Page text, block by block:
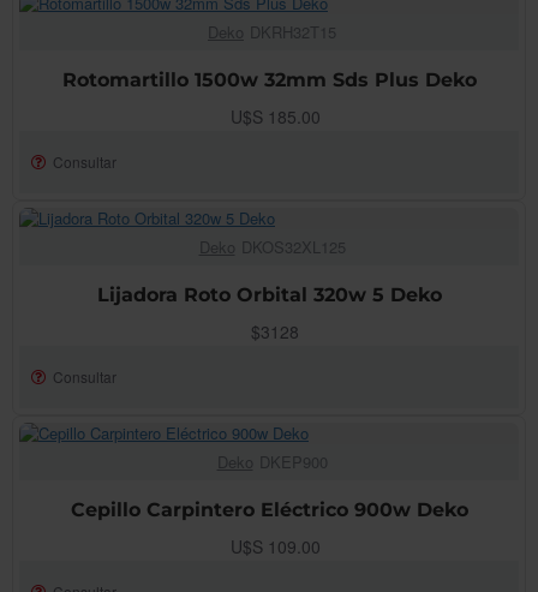
AGOTADO! Deko DKRH32T15
Rotomartillo 1500w 32mm Sds Plus Deko
U$S 185.00
Consultar
AGOTADO! Deko DKOS32XL125
Lijadora Roto Orbital 320w 5 Deko
$3128
Consultar
AGOTADO! Deko DKEP900
Cepillo Carpintero Eléctrico 900w Deko
U$S 109.00